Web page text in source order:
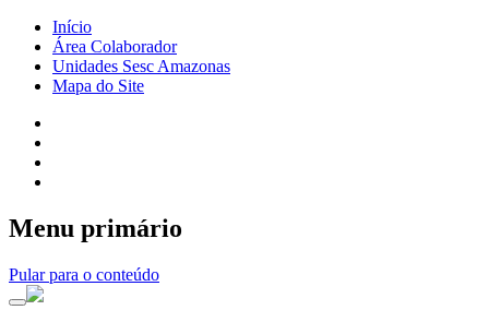
Início
Área Colaborador
Unidades Sesc Amazonas
Mapa do Site
Menu primário
Pular para o conteúdo